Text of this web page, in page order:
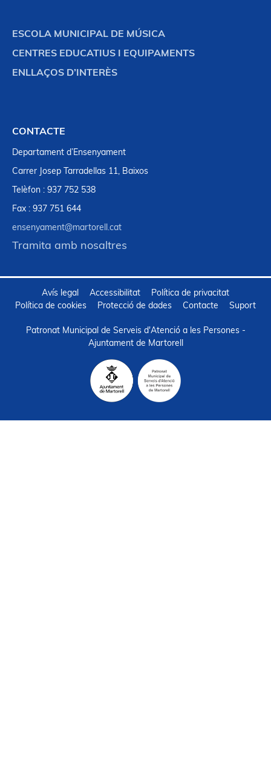
ESCOLA MUNICIPAL DE MÚSICA
CENTRES EDUCATIUS I EQUIPAMENTS
ENLLAÇOS D’INTERÈS
CONTACTE
Departament d’Ensenyament
Carrer Josep Tarradellas 11, Baixos
Telèfon : 937 752 538
Fax : 937 751 644
ensenyament@martorell.cat
Tramita amb nosaltres
Avís legal Accessibilitat
Política de privacitat
Política de cookies
Protecció de dades Contacte Suport
Patronat Municipal de Serveis d'Atenció a les Persones -
Ajuntament de Martorell